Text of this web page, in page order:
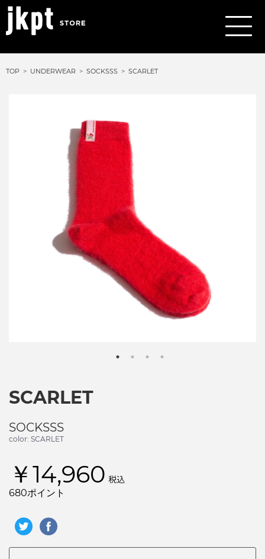
TOP UNDERWEAR SOCKSSS SCARLET
SCARLET
SOCKSSS
color: SCARLET
￥14,960 税込
680ポイント